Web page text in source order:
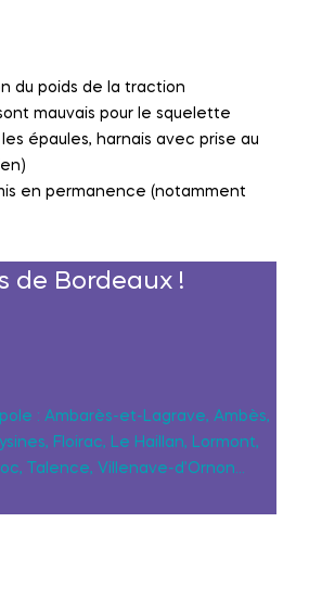
du poids de la traction
mauvais pour le squelette
épaules, harnais avec prise au
en permanence (notamment
de Bordeaux !
: Ambarès-et-Lagrave, Ambès,
Floirac, Le Haillan, Lormont,
Talence, Villenave-d’Ornon…